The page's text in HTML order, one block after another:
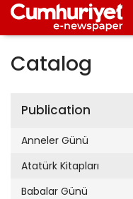
Catalog
Publication
Anneler Günü
Atatürk Kitapları
Babalar Günü